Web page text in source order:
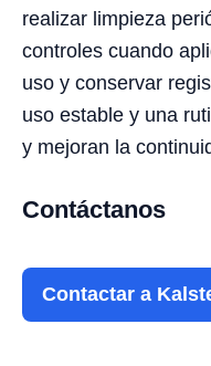
realizar limpieza
controles cuando
uso y conservar
uso estable y una
y mejoran la
Contáctanos
Contactar a